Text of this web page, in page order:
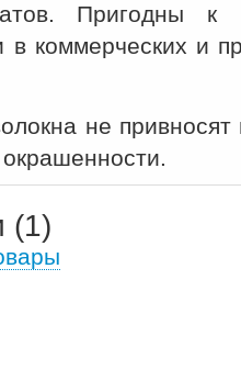
Пригодны к
в коммерческих и
не
(1)